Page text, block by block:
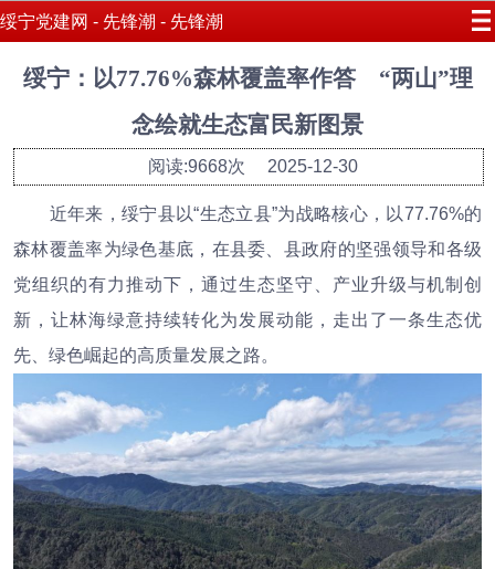
绥宁党建网 - 先锋潮 - 先锋潮
绥宁：以77.76%森林覆盖率作答 “两山”理
念绘就生态富民新图景
阅读:9668次 2025-12-30
近年来，绥宁县以“生态立县”为战略核心，以77.76%的
森林覆盖率为绿色基底，在县委、县政府的坚强领导和各级
党组织的有力推动下，通过生态坚守、产业升级与机制创
新，让林海绿意持续转化为发展动能，走出了一条生态优
先、绿色崛起的高质量发展之路。